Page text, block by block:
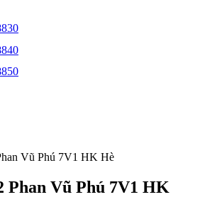
Vũ Phú 7V1 HK Hè
Phan Vũ Phú 7V1 HK